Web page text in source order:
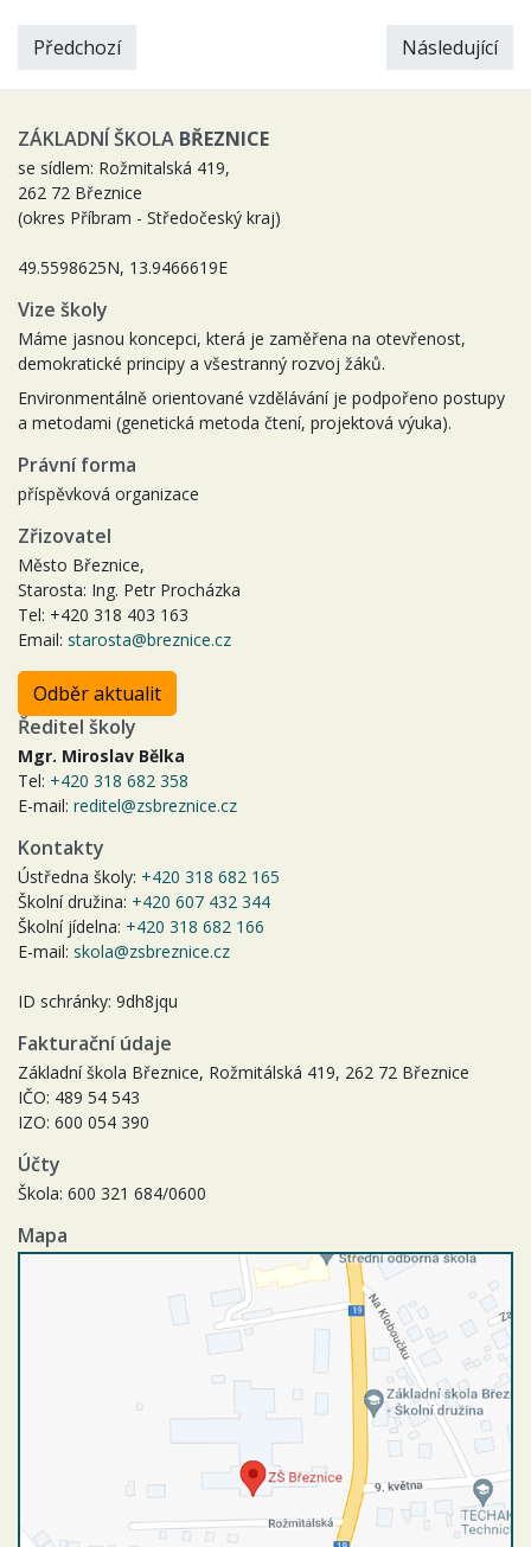
Předchozí Následující
ZÁKLADNÍ ŠKOLA BŘEZNICE
se sídlem: Rožmitalská 419,
262 72 Březnice
(okres Příbram - Středočeský kraj)
49.5598625N, 13.9466619E
Vize školy
Máme jasnou koncepci, která je zaměřena na otevřenost,
demokratické principy a všestranný rozvoj žáků.
Environmentálně orientované vzdělávání je podpořeno postupy
a metodami (genetická metoda čtení, projektová výuka).
Právní forma
příspěvková organizace
Zřizovatel
Město Březnice,
Starosta: Ing. Petr Procházka
Tel: +420 318 403 163
Email: starosta@breznice.cz
Odběr aktualit
Ředitel školy
Mgr. Miroslav Bělka
Tel: +420 318 682 358
E-mail: reditel@zsbreznice.cz
Kontakty
Ústředna školy: +420 318 682 165
Školní družina: +420 607 432 344
Školní jídelna: +420 318 682 166
E-mail: skola@zsbreznice.cz
ID schránky: 9dh8jqu
Fakturační údaje
Základní škola Březnice, Rožmitálská 419, 262 72 Březnice
IČO: 489 54 543
IZO: 600 054 390
Účty
Škola: 600 321 684/0600
Mapa